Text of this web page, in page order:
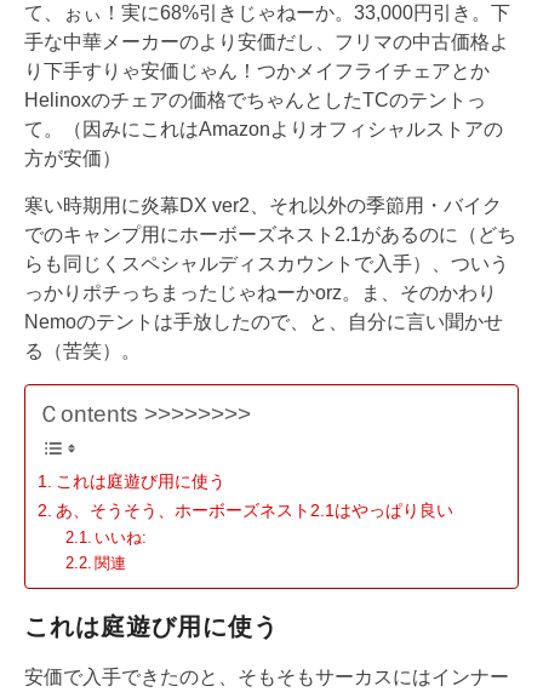
て、ぉぃ！実に68%引きじゃねーか。33,000円引き。下
手な中華メーカーのより安価だし、フリマの中古価格よ
り下手すりゃ安価じゃん！つかメイフライチェアとか
Helinoxのチェアの価格でちゃんとしたTCのテントっ
て。（因みにこれはAmazonよりオフィシャルストアの
方が安価）
寒い時期用に炎幕DX ver2、それ以外の季節用・バイク
でのキャンプ用にホーボーズネスト2.1があるのに（どち
らも同じくスペシャルディスカウントで入手）、ついう
っかりポチっちまったじゃねーかorz。ま、そのかわり
Nemoのテントは手放したので、と、自分に言い聞かせ
る（苦笑）。
Ｃontents >>>>>>>>
これは庭遊び用に使う
あ、そうそう、ホーボーズネスト2.1はやっぱり良い
いいね:
関連
これは庭遊び用に使う
安価で入手できたのと、そもそもサーカスにはインナー